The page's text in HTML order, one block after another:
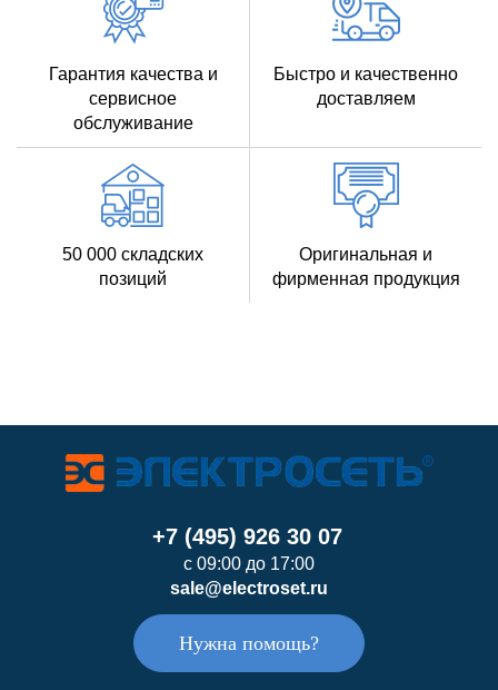
Гарантия качества и
сервисное
обслуживание
Быстро и качественно
доставляем
50 000 складских
позиций
Оригинальная и
фирменная продукция
+7 (495) 926 30 07
с 09:00 до 17:00
sale@electroset.ru
Нужна помощь?